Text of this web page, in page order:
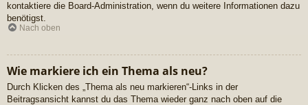
kontaktiere die Board-Administration, wenn du weitere Informationen dazu
benötigst.
Nach oben
Wie markiere ich ein Thema als neu?
Durch Klicken des „Thema als neu markieren“-Links in der
Beitragsansicht kannst du das Thema wieder ganz nach oben auf die